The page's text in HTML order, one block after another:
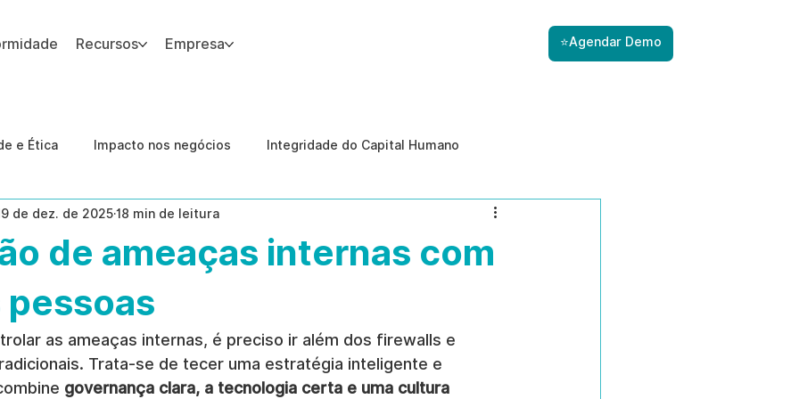
Recursos Empresa ⭐Agendar Demo
e Ética Impacto nos negócios Integridade do Capital Humano
Estudos de caso Gestão de Riscos com IA
de ameaças internas com
de dez. de 202518 min de leitura
as ameaças internas, é preciso ir além dos firewalls e
Trata-se de tecer uma estratégia inteligente e
governança clara, a tecnologia certa e uma cultura